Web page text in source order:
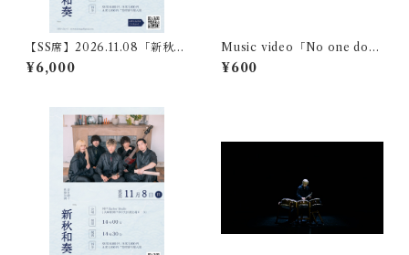
【SS席】2026.11.08「新秋和
奏」チケット
¥6,000
Music video「No one doe
s」固定視点映像(Hikaru)
¥600